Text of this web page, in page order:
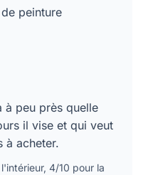
peinture
à peu près quelle
il vise et qui veut
à acheter.
4/10 pour la